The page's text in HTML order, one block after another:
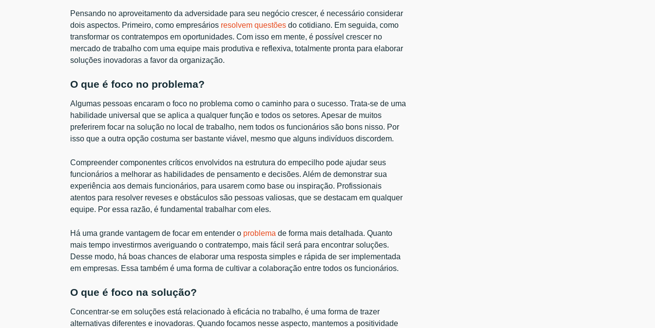
Pensando no aproveitamento da adversidade para seu negócio crescer, é necessário considerar
dois aspectos. Primeiro, como empresários resolvem questões do cotidiano. Em seguida, como
transformar os contratempos em oportunidades. Com isso em mente, é possível crescer no
mercado de trabalho com uma equipe mais produtiva e reflexiva, totalmente pronta para elaborar
soluções inovadoras a favor da organização.
O que é foco no problema?
Algumas pessoas encaram o foco no problema como o caminho para o sucesso. Trata-se de uma
habilidade universal que se aplica a qualquer função e todos os setores. Apesar de muitos
preferirem focar na solução no local de trabalho, nem todos os funcionários são bons nisso. Por
isso que a outra opção costuma ser bastante viável, mesmo que alguns indivíduos discordem.
Compreender componentes críticos envolvidos na estrutura do empecilho pode ajudar seus
funcionários a melhorar as habilidades de pensamento e decisões. Além de demonstrar sua
experiência aos demais funcionários, para usarem como base ou inspiração. Profissionais
atentos para resolver reveses e obstáculos são pessoas valiosas, que se destacam em qualquer
equipe. Por essa razão, é fundamental trabalhar com eles.
Há uma grande vantagem de focar em entender o problema de forma mais detalhada. Quanto
mais tempo investirmos averiguando o contratempo, mais fácil será para encontrar soluções.
Desse modo, há boas chances de elaborar uma resposta simples e rápida de ser implementada
em empresas. Essa também é uma forma de cultivar a colaboração entre todos os funcionários.
O que é foco na solução?
Concentrar-se em soluções está relacionado à eficácia no trabalho, é uma forma de trazer
alternativas diferentes e inovadoras. Quando focamos nesse aspecto, mantemos a positividade